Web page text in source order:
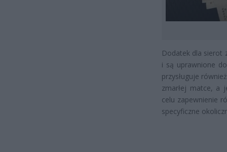
Dodatek dla sierot
i są uprawnione
przysługuje
zmarłej matce, a
celu zapewnienie
specyficzne